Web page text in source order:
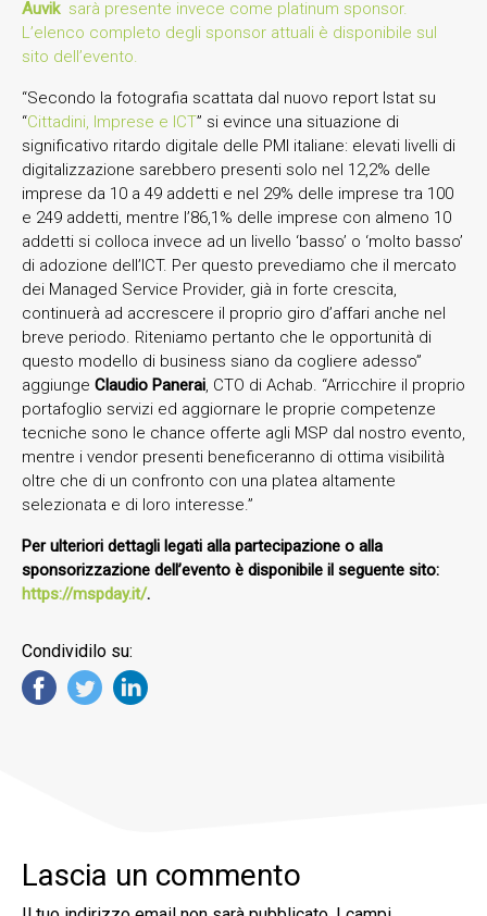
Auviksarà presente invece come platinum sponsor.
L’elenco completo degli sponsor attuali è disponibile sul
sito dell’evento.
“Secondo la fotografia scattata dal nuovo report Istat su
“Cittadini, Imprese e ICT” si evince una situazione di
significativo ritardo digitale delle PMI italiane: elevati livelli di
digitalizzazione sarebbero presenti solo nel 12,2% delle
imprese da 10 a 49 addetti e nel 29% delle imprese tra 100
e 249 addetti, mentre l’86,1% delle imprese con almeno 10
addetti si colloca invece ad un livello ‘basso’ o ‘molto basso’
di adozione dell’ICT. Per questo prevediamo che il mercato
dei Managed Service Provider, già in forte crescita,
continuerà ad accrescere il proprio giro d’affari anche nel
breve periodo. Riteniamo pertanto che le opportunità di
questo modello di business siano da cogliere adesso”
aggiunge Claudio Panerai, CTO di Achab. “Arricchire il proprio
portafoglio servizi ed aggiornare le proprie competenze
tecniche sono le chance offerte agli MSP dal nostro evento,
mentre i vendor presenti beneficeranno di ottima visibilità
oltre che di un confronto con una platea altamente
selezionata e di loro interesse.”
Per ulteriori dettagli legati alla partecipazione o alla
sponsorizzazione dell’evento è disponibile il seguente sito:
https://mspday.it/.
Condividilo su:
Lascia un commento